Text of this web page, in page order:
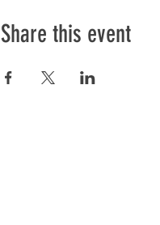
Share this event